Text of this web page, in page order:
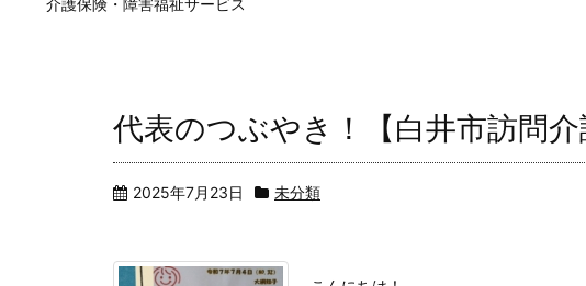
介護保険・障害福祉サービス
代表のつぶやき！【白井市訪問介
2025年7月23日 未分類